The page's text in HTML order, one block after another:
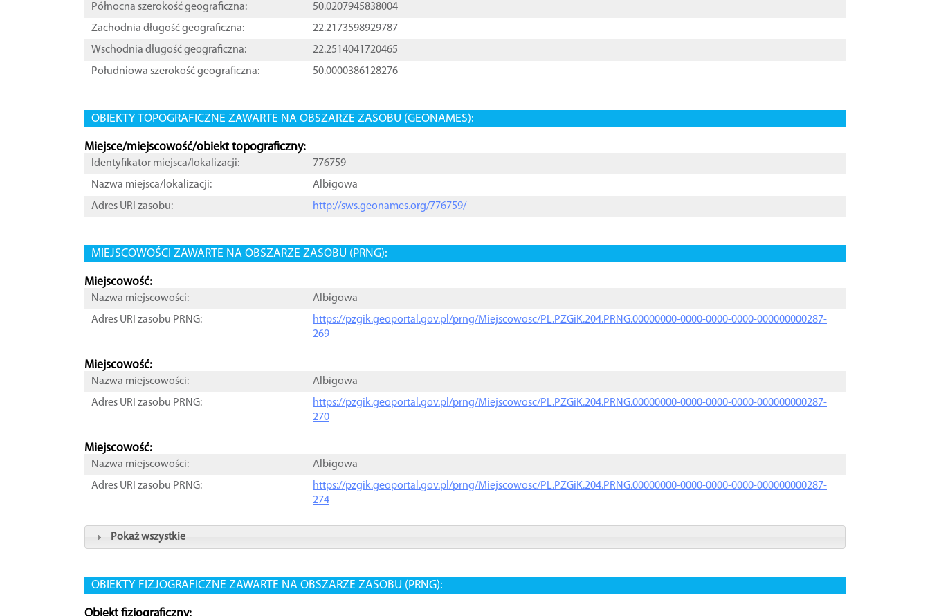
Północna szerokość geograficzna:
50.0207945838004
Zachodnia długość geograficzna:
22.2173598929787
Wschodnia długość geograficzna:
22.2514041720465
Południowa szerokość geograficzna:
50.0000386128276
OBIEKTY TOPOGRAFICZNE ZAWARTE NA OBSZARZE ZASOBU (GEONAMES):
Miejsce/miejscowość/obiekt topograficzny:
Identyfikator miejsca/lokalizacji:
776759
Nazwa miejsca/lokalizacji:
Albigowa
Adres URI zasobu:
http://sws.geonames.org/776759/
MIEJSCOWOŚCI ZAWARTE NA OBSZARZE ZASOBU (PRNG):
Miejscowość:
Nazwa miejscowości:
Albigowa
Adres URI zasobu PRNG:
https://pzgik.geoportal.gov.pl/prng/Miejscowosc/PL.PZGiK.204.PRNG.00000000-0000-0000-0000-000000000287-
269
Miejscowość:
Nazwa miejscowości:
Albigowa
Adres URI zasobu PRNG:
https://pzgik.geoportal.gov.pl/prng/Miejscowosc/PL.PZGiK.204.PRNG.00000000-0000-0000-0000-000000000287-
270
Miejscowość:
Nazwa miejscowości:
Albigowa
Adres URI zasobu PRNG:
https://pzgik.geoportal.gov.pl/prng/Miejscowosc/PL.PZGiK.204.PRNG.00000000-0000-0000-0000-000000000287-
274
Pokaż wszystkie
OBIEKTY FIZJOGRAFICZNE ZAWARTE NA OBSZARZE ZASOBU (PRNG):
Obiekt fizjograficzny: